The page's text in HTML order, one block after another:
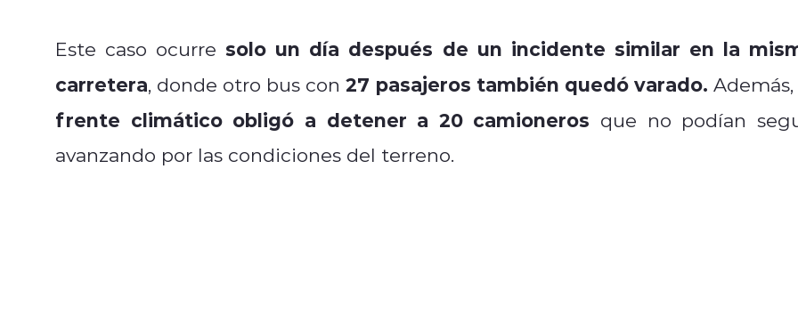
Este caso ocurre solo un día después de un incidente similar en la
carretera, donde otro bus con27 pasajeros también quedó varado.
frente climático obligó a detener a 20 camioneros que no podían
avanzando por las condiciones del terreno.